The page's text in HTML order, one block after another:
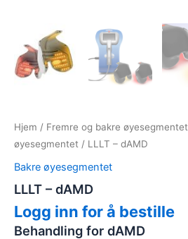
Hjem / Fremre og bakre øyesegmentet
øyesegmentet / LLLT – dAMD
Bakre øyesegmentet
LLLT – dAMD
Logg inn for å bestille
Behandling for dAMD